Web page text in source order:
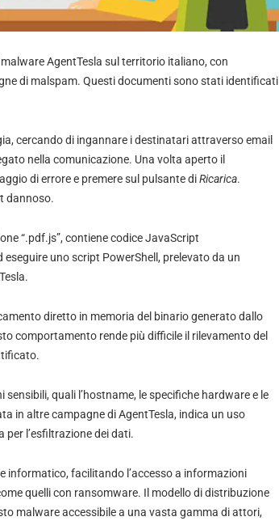
AgentTesla sul territorio italiano, con
di malspam. Questi documenti sono stati identificati
cercando di ingannare i destinatari attraverso email
nella comunicazione. Una volta aperto il
di errore e premere sul pulsante diRicarica.
dannoso.
“.pdf.js”, contiene codice JavaScript
uno script PowerShell, prelevato da un
diretto in memoria del binario generato dallo
comportamento rende più difficile il rilevamento del
quali l’hostname, le specifiche hardware e le
in altre campagne di AgentTesla, indica un uso
l’esfiltrazione dei dati.
informatico, facilitando l’accesso a informazioni
quelli con ransomware. Il modello di distribuzione
malware accessibile a una vasta gamma di attori,